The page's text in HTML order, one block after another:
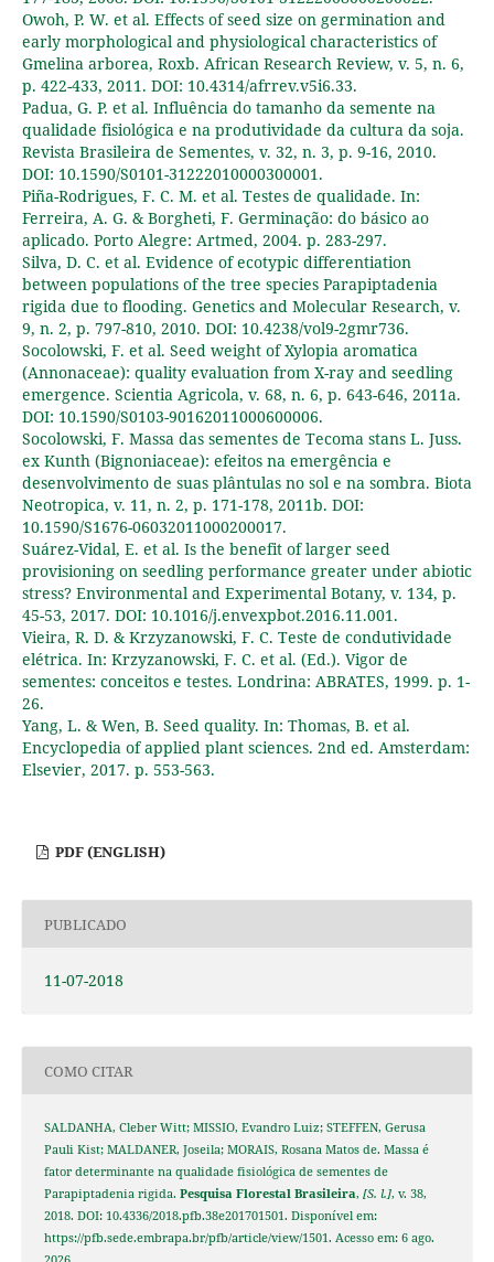
Owoh, P. W. et al. Effects of seed size on germination and
early morphological and physiological characteristics of
Gmelina arborea, Roxb. African Research Review, v. 5, n. 6,
p. 422-433, 2011. DOI: 10.4314/afrrev.v5i6.33.
Padua, G. P. et al. Influência do tamanho da semente na
qualidade fisiológica e na produtividade da cultura da soja.
Revista Brasileira de Sementes, v. 32, n. 3, p. 9-16, 2010.
DOI: 10.1590/S0101-31222010000300001.
Piña-Rodrigues, F. C. M. et al. Testes de qualidade. In:
Ferreira, A. G. & Borgheti, F. Germinação: do básico ao
aplicado. Porto Alegre: Artmed, 2004. p. 283-297.
Silva, D. C. et al. Evidence of ecotypic differentiation
between populations of the tree species Parapiptadenia
rigida due to flooding. Genetics and Molecular Research, v.
9, n. 2, p. 797-810, 2010. DOI: 10.4238/vol9-2gmr736.
Socolowski, F. et al. Seed weight of Xylopia aromatica
(Annonaceae): quality evaluation from X-ray and seedling
emergence. Scientia Agricola, v. 68, n. 6, p. 643-646, 2011a.
DOI: 10.1590/S0103-90162011000600006.
Socolowski, F. Massa das sementes de Tecoma stans L. Juss.
ex Kunth (Bignoniaceae): efeitos na emergência e
desenvolvimento de suas plântulas no sol e na sombra. Biota
Neotropica, v. 11, n. 2, p. 171-178, 2011b. DOI:
10.1590/S1676-06032011000200017.
Suárez-Vidal, E. et al. Is the benefit of larger seed
provisioning on seedling performance greater under abiotic
stress? Environmental and Experimental Botany, v. 134, p.
45-53, 2017. DOI: 10.1016/j.envexpbot.2016.11.001.
Vieira, R. D. & Krzyzanowski, F. C. Teste de condutividade
elétrica. In: Krzyzanowski, F. C. et al. (Ed.). Vigor de
sementes: conceitos e testes. Londrina: ABRATES, 1999. p. 1-
26.
Yang, L. & Wen, B. Seed quality. In: Thomas, B. et al.
Encyclopedia of applied plant sciences. 2nd ed. Amsterdam:
Elsevier, 2017. p. 553-563.
PDF (ENGLISH)
PUBLICADO
11-07-2018
COMO CITAR
SALDANHA, Cleber Witt; MISSIO, Evandro Luiz; STEFFEN, Gerusa
Pauli Kist; MALDANER, Joseila; MORAIS, Rosana Matos de. Massa é
fator determinante na qualidade fisiológica de sementes de
Parapiptadenia rigida. Pesquisa Florestal Brasileira, [S. l.], v. 38,
2018. DOI: 10.4336/2018.pfb.38e201701501. Disponível em:
https://pfb.sede.embrapa.br/pfb/article/view/1501. Acesso em: 6 ago.